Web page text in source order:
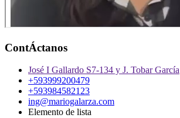
ContÁctanos
José I Gallardo S7-134 y J. Tobar García
+593999200479
+593984582123
ing@mariogalarza.com
Elemento de lista